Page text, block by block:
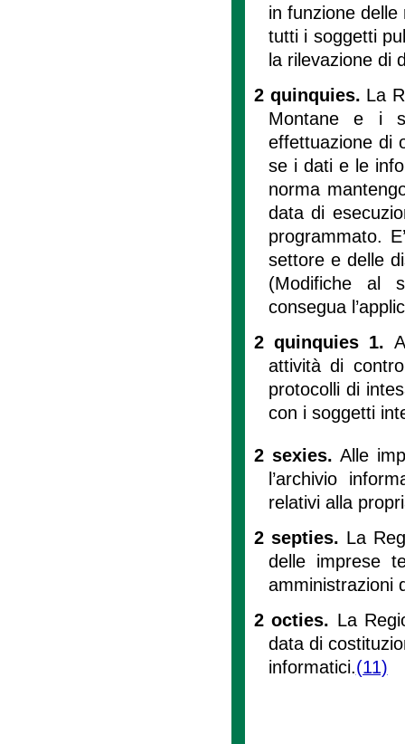
in funzione
tutti i soggetti
la rilevazione di
2 quinquies. La
Montane e i
effettuazione di
se i dati e le
norma
data di
programmato.
settore e delle
(Modifiche al
consegua
2 quinquies 1.
attività di
protocolli di
con i soggetti
2 sexies.Alle
l’archivio
relativi alla
2 septies. La
delle imprese
amministrazioni
2 octies. La
data di
informatici.(11)